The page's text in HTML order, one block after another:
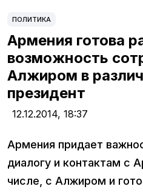
ПОЛИТИКА
Армения готова
возможность
Алжиром в
президент
12.12.2014, 18:37
Армения придает
диалогу и контактам с
числе, с Алжиром и